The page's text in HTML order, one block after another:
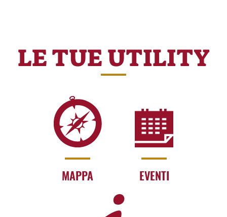
LE TUE UTILITY
MAPPA EVENTI